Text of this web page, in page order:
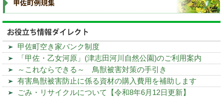
甲佐町空き家バンク制度
「甲佐・乙女河原」(津志田河川自然公園)のご利用案内
～これならできる～ 鳥獣被害対策の手引き
有害鳥獣被害防止に係る資材の購入費用を補助します
ごみ・リサイクルについて【令和8年6月12日更新】